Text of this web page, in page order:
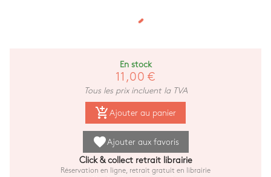
En stock
11,00 €
Tous les prix incluent la TVA
add_shopping_cart Ajouter au panier
favorite Ajouter aux favoris
Click & collect retrait librairie
Réservation en ligne, retrait gratuit en librairie